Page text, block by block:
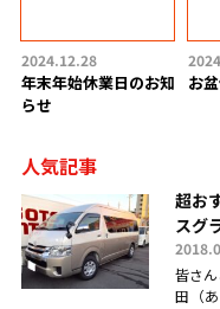
2024.12.28
年末年始休業日のお知
らせ
お
人気記事
超お
スグ
皆さ
田（